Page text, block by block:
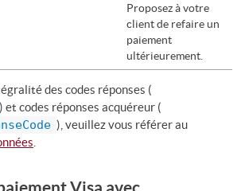
Proposez à votre
client de refaire un
paiement
ultérieurement.
des codes réponses (
) et codes réponses acquéreur (
), veuillez vous référer au